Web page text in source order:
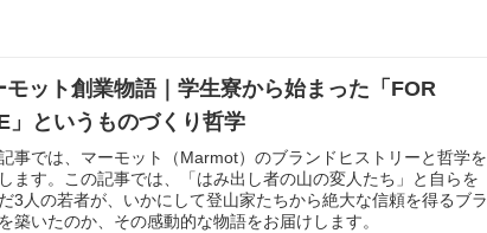
モット創業物語｜学生寮から始まった「FOR
」というものづくり哲学
事では、マーモット（Marmot）のブランドヒストリーと哲学を
ます。この記事では、「はみ出し者の山の変人たち」と自らを
3人の若者が、いかにして登山家たちから絶大な信頼を得るブラ
築いたのか、その感動的な物語をお届けします。